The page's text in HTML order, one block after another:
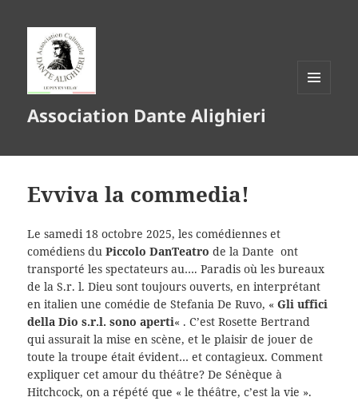
Association Dante Alighieri
Evviva la commedia!
Le samedi 18 octobre 2025, les comédiennes et
comédiens duPiccolo DanTeatro de la Dante ont
transporté les spectateurs au…. Paradis où les bureaux
de la S.r. l. Dieu sont toujours ouverts, en interprétant
en italien une comédie de Stefania De Ruvo, «Gli uffici
della Dio s.r.l. sono aperti« . C’est Rosette Bertrand
qui assurait la mise en scène, et le plaisir de jouer de
toute la troupe était évident… et contagieux. Comment
expliquer cet amour du théâtre? De Sénèque à
Hitchcock, on a répété que « le théâtre, c’est la vie ».